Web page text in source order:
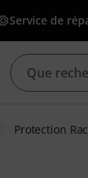
Service de
Protection